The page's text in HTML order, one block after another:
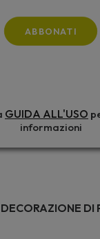
ABBONATI
GUIDA ALL'USO
informazioni
DI